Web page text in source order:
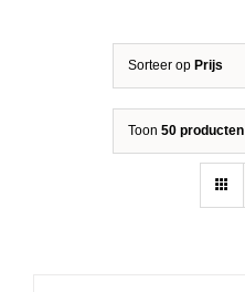
Sorteer op Prijs
Toon 50 producten